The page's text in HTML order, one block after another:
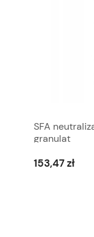
SFA
granulat
153,47 zł